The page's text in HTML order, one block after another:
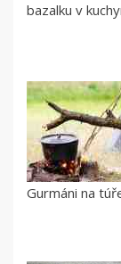
bazalku v
Gurmáni na